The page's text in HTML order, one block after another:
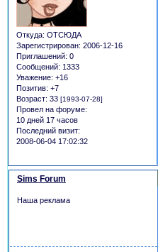
Откуда: ОТСЮДА
Зарегистрирован: 2006-12-16
Приглашений: 0
Сообщений: 1333
Уважение: +16
Позитив: +7
Возраст: 33 [1993-07-28]
Провел на форуме:
10 дней 17 часов
Последний визит:
2008-06-04 17:02:32
Sims Forum
Наша реклама